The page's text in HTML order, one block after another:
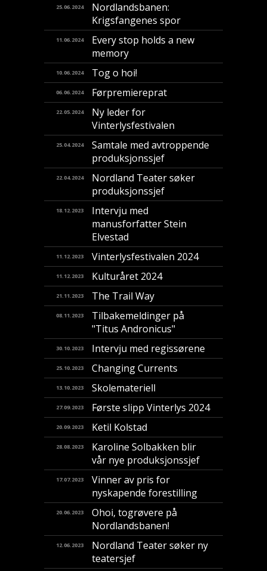
25.06.2024
Nordlandsbanen:
Krigsfangenes spor
11.06.2024
Every stop holds a new
memory
10.06.2024 Tog o hoi!
06.06.2024 Førpremiereprat
22.05.2024
Ny leder for
Vinterlysfestivalen
25.04.2024
Samtale med avtroppende
produksjonssjef
22.04.2024
Nordland Teater søker
produksjonssjef
18.12.2023
Intervju med
manusforfatter Stein
Elvestad
11.12.2023 Vinterlysfestivalen 2024
11.12.2023 Kulturåret 2024
21.11.2023 The Trail Way
08.11.2023
Tilbakemeldinger på
"Titus Andronicus"
30.10.2023 Intervju med regissørene
25.10.2023 Changing Currents
13.10.2023 Skolemateriell
27.09.2023 Første slipp Vinterlys 2024
20.09.2023 Ketil Kolstad
28.08.2023
Karoline Solbakken blir
vår nye produksjonssjef
17.07.2023
Vinner av pris for
nyskapende forestilling
20.06.2023
​Ohoi, togrøvere på
Nordlandsbanen!
12.06.2023
Nordland Teater søker ny
teatersjef